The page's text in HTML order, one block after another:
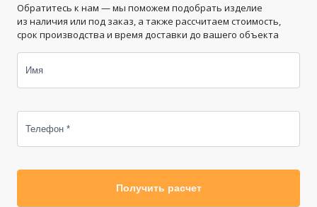
Обратитесь к нам — мы поможем подобрать изделие
из наличия или под заказ, а также рассчитаем стоимость,
срок производства и время доставки до вашего объекта
Имя
Телефон *
Получить расчет